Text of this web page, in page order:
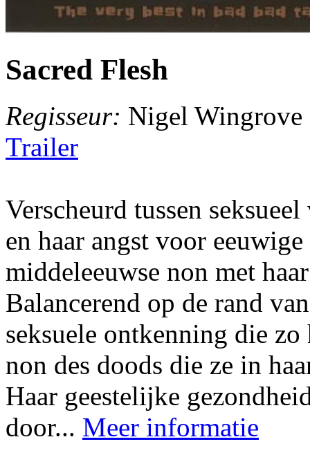
Sacred Flesh
Regisseur: Nigel Wingrove
Trailer
Verscheurd tussen
en haar angst voor
middeleeuwse non met
Balancerend op de rand
seksuele ontkenning die
non des doods die ze in
Haar geestelijke
door... Meer informatie